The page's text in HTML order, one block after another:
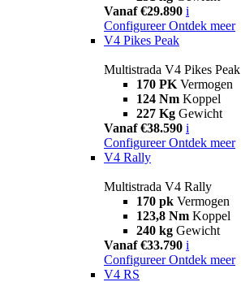
Vanaf €29.890 i
Configureer Ontdek meer
V4 Pikes Peak
Multistrada V4 Pikes Peak
170 PK Vermogen
124 Nm Koppel
227 Kg Gewicht
Vanaf €38.590 i
Configureer Ontdek meer
V4 Rally
Multistrada V4 Rally
170 pk Vermogen
123,8 Nm Koppel
240 kg Gewicht
Vanaf €33.790 i
Configureer Ontdek meer
V4 RS